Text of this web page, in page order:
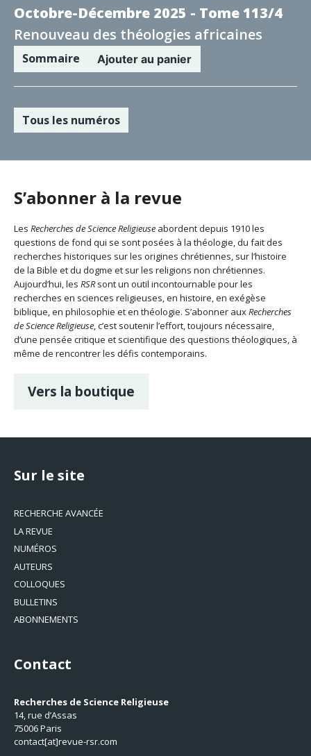
Octobre-Décembre 2025 - Tome 113/4
Renouveau des théologies africaines
Sommaire Ajouter au panier
Tous les numéros
S’abonner à la revue
Les Recherches de Science Religieuse abordent depuis 1910 les
questions de fond qui se sont posées à la théologie, du fait des
recherches historiques sur les origines chrétiennes, sur l’histoire
de la Bible et du dogme et sur les religions non chrétiennes.
Aujourd’hui, les RSRsont un outil incontournable pour les
recherches en sciences religieuses, en histoire, en exégèse
biblique, en philosophie et en théologie. S’abonner auxRecherches
de Science Religieuse, c’est soutenir l’effort, toujours nécessaire,
d’une pensée critique et scientifique des questions théologiques, à
même de rencontrer les défis contemporains.
Vers la boutique
Sur le site
RECHERCHE AVANCÉE
LA REVUE
NUMÉROS
AUTEURS
COLLOQUES
BULLETINS
ABONNEMENTS
Contact
Recherches de Science Religieuse
14, rue d’Assas
75006 Paris
contact[at]revue-rsr.com